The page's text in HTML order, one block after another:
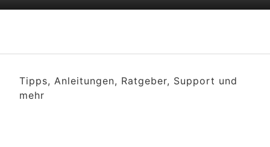
Tipps, Anleitungen, Ratgeber, Support und
mehr